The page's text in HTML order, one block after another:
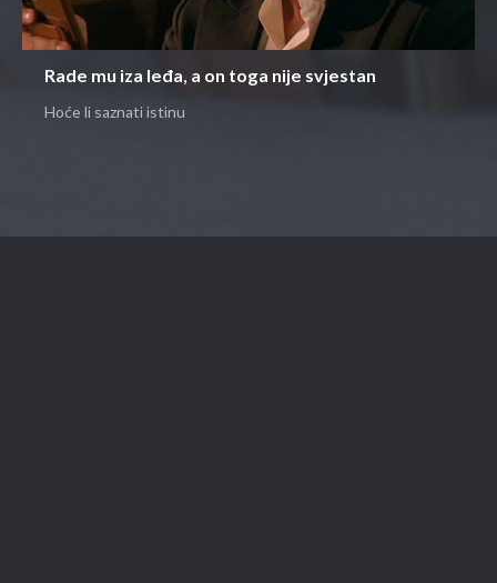
Rade mu iza leđa, a on toga nije svjestan
Hoće li saznati istinu